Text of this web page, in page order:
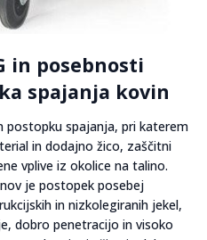
in posebnosti
spajanja kovin
postopku spajanja, pri katerem
in dodajno žico, zaščitni
vplive iz okolice na talino.
je postopek posebej
in nizkolegiranih jekel,
dobro penetracijo in visoko